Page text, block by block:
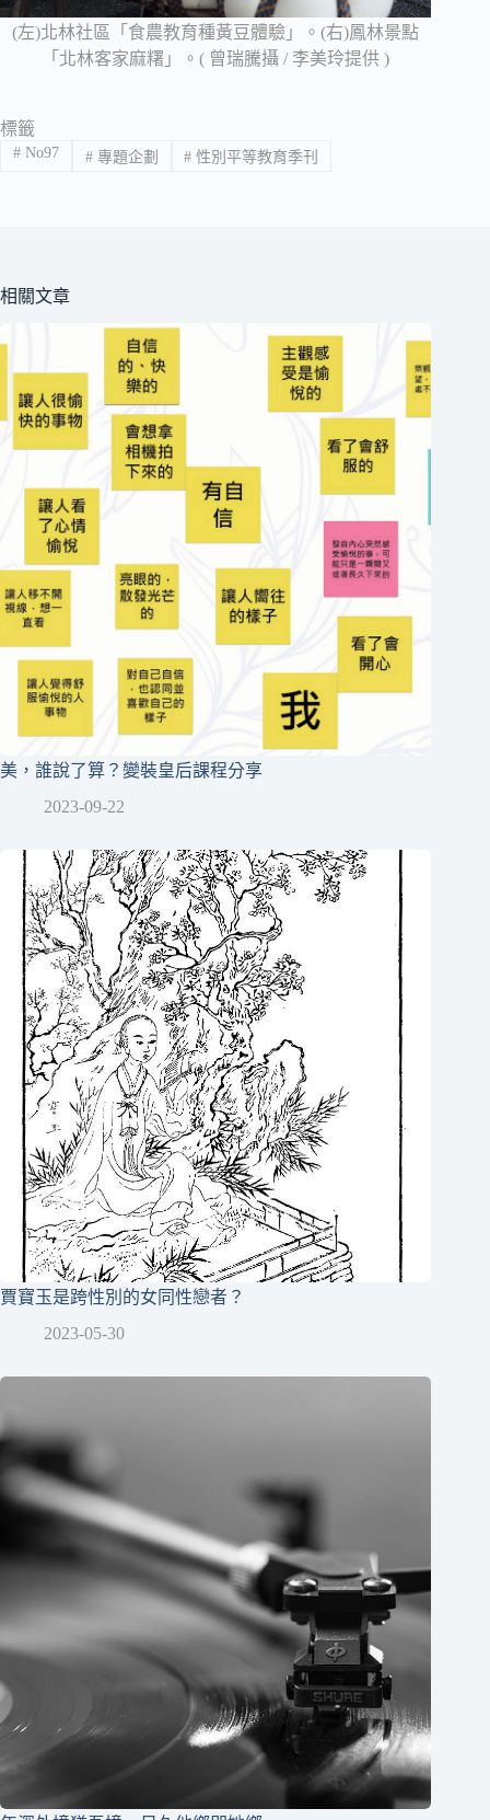
(左)北林社區「食農教育種黃豆體驗」。(右)鳳林景點
「北林客家麻糬」。( 曾瑞騰攝 / 李美玲提供 )
標籤
#No97 #專題企劃 # 性別平等教育季刊
相關文章
美，誰說了算？變裝皇后課程分享
2023-09-22
賈寶玉是跨性別的女同性戀者？
2023-05-30